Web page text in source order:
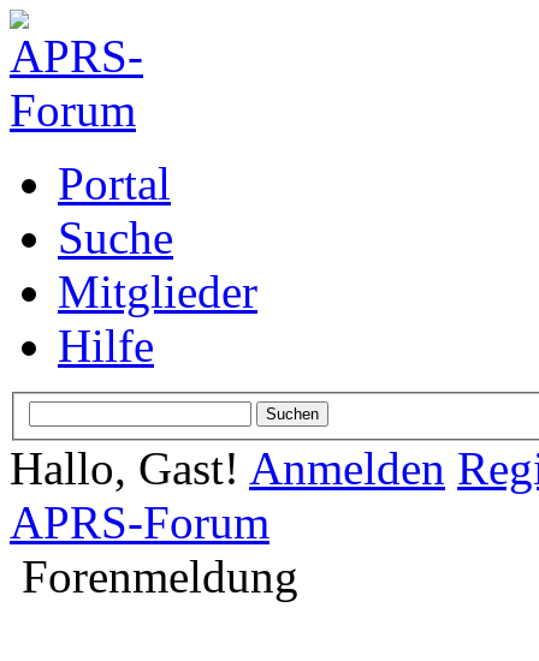
Portal
Suche
Mitglieder
Hilfe
Hallo, Gast! Anmelden
APRS-Forum
Forenmeldung